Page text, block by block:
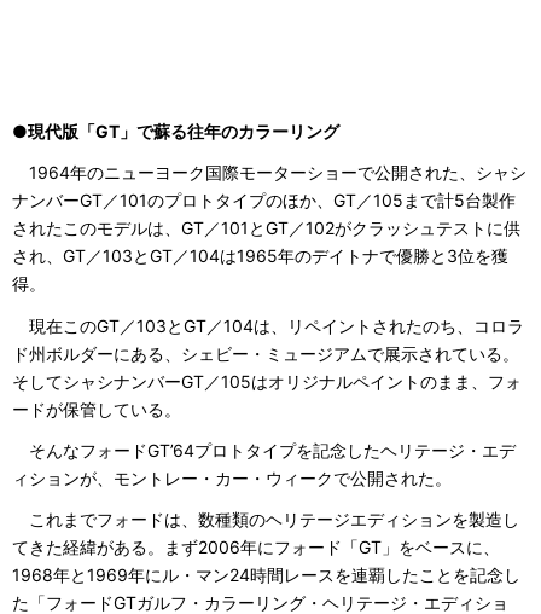
●現代版「GT」で蘇る往年のカラーリング
1964年のニューヨーク国際モーターショーで公開された、シャシ
ナンバーGT／101のプロトタイプのほか、GT／105まで計5台製作
されたこのモデルは、GT／101とGT／102がクラッシュテストに供
され、GT／103とGT／104は1965年のデイトナで優勝と3位を獲
得。
現在このGT／103とGT／104は、リペイントされたのち、コロラ
ド州ボルダーにある、シェビー・ミュージアムで展示されている。
そしてシャシナンバーGT／105はオリジナルペイントのまま、フォ
ードが保管している。
そんなフォードGT’64プロトタイプを記念したヘリテージ・エデ
ィションが、モントレー・カー・ウィークで公開された。
これまでフォードは、数種類のヘリテージエディションを製造し
てきた経緯がある。まず2006年にフォード「GT」をベースに、
1968年と1969年にル・マン24時間レースを連覇したことを記念し
た「フォードGTガルフ・カラーリング・ヘリテージ・エディショ